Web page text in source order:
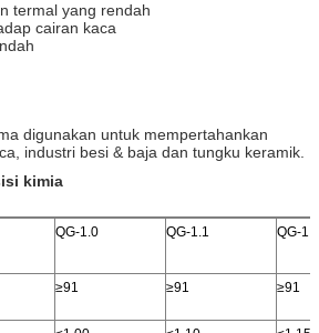
termal yang rendah
cairan kaca
digunakan untuk mempertahankan
industri besi & baja dan tungku keramik.
kimia
QG-1.0 QG-1.1 QG-
≥91 ≥91 ≥91